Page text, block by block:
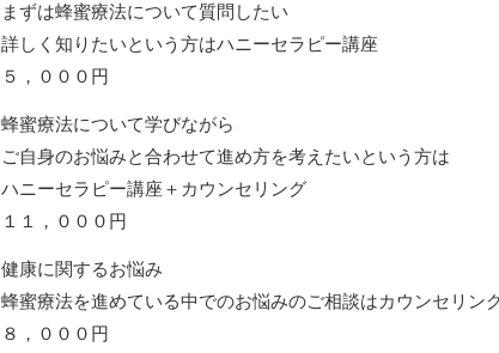
まずは蜂蜜療法について質問したい
詳しく知りたいという方はハニーセラピー講座
５，０００円
蜂蜜療法について学びながら
ご自身のお悩みと合わせて進め方を考えたいという方は
ハニーセラピー講座＋カウンセリング
１１，０００円
健康に関するお悩み
蜂蜜療法を進めている中でのお悩みのご相談はカウンセリン
８，０００円